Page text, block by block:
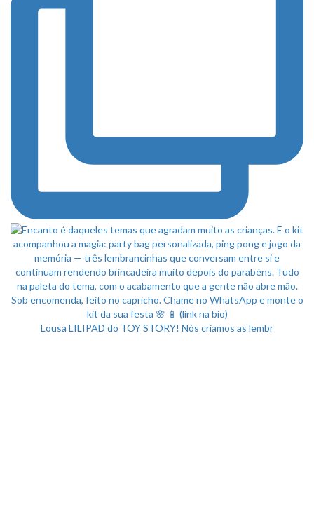
Lousa LILIPAD do TOY STORY! Nós criamos as lembr